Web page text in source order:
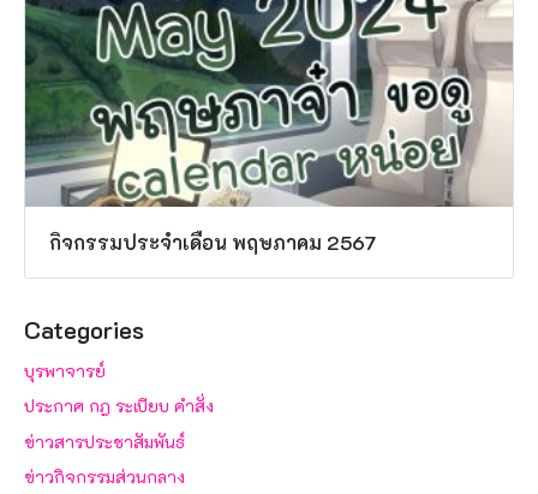
กิจกรรมประจำเดือน พฤษภาคม 2567
Categories
บุรพาจารย์
ประกาศ กฎ ระเบียบ คำสั่ง
ข่าวสารประชาสัมพันธ์
ข่าวกิจกรรมส่วนกลาง